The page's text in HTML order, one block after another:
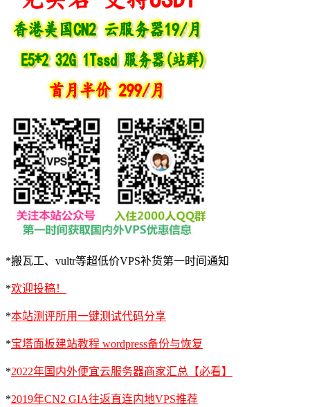
*搬瓦工、vultr等超低价VPS补货第一时间通知
*欢迎投稿！
*本站测评所用一键测试代码分享
*宝塔面板建站教程 wordpress备份与恢复
*2022年国内外便宜云服务器商家汇总【必看】
*2019年CN2 GIA往返直连内地VPS推荐